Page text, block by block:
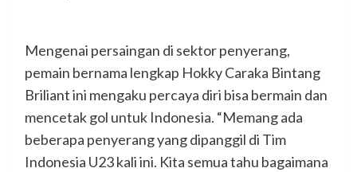
Mengenai persaingan di sektor penyerang,
pemain bernama lengkap Hokky Caraka Bintang
Briliant ini mengaku percaya diri bisa bermain dan
mencetak gol untuk Indonesia. “Memang ada
beberapa penyerang yang dipanggil di Tim
Indonesia U23 kali ini. Kita semua tahu bagaimana